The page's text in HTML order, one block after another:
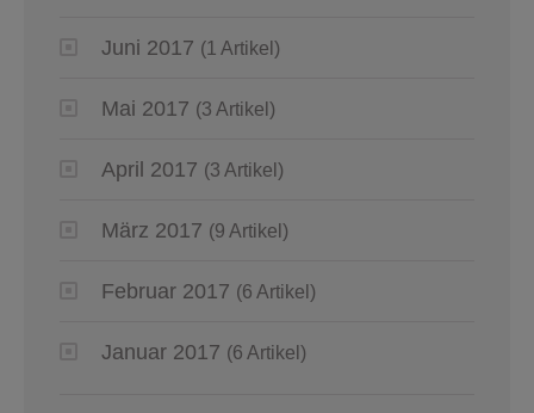
Juni 2017 (1 Artikel)
Mai 2017 (3 Artikel)
April 2017 (3 Artikel)
März 2017 (9 Artikel)
Februar 2017 (6 Artikel)
Januar 2017 (6 Artikel)